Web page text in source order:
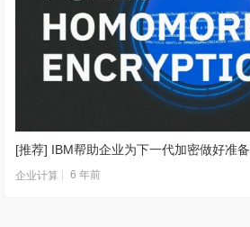
[推荐] IBM帮助企业为下一代加密做好准备
企业计算 6 年前